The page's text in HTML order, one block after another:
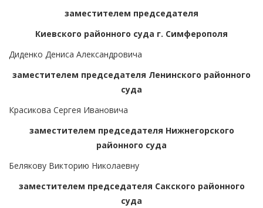
заместителем председателя
Киевского районного суда г. Симферополя
Диденко Дениса Александровича
заместителем председателя Ленинского районного
суда
Красикова Сергея Ивановича
заместителем председателя Нижнегорского
районного суда
Белякову Викторию Николаевну
заместителем председателя Сакского районного
суда